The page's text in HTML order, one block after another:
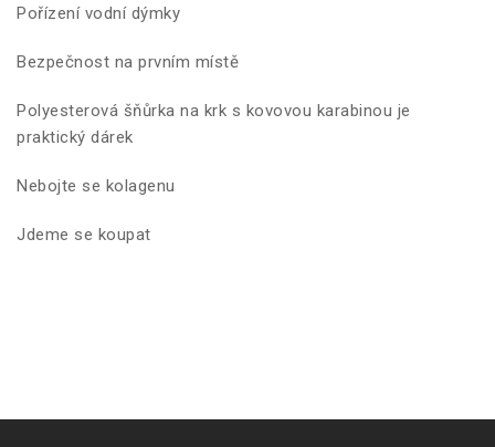
Pořízení vodní dýmky
Bezpečnost na prvním místě
Polyesterová šňůrka na krk s kovovou karabinou je
praktický dárek
Nebojte se kolagenu
Jdeme se koupat